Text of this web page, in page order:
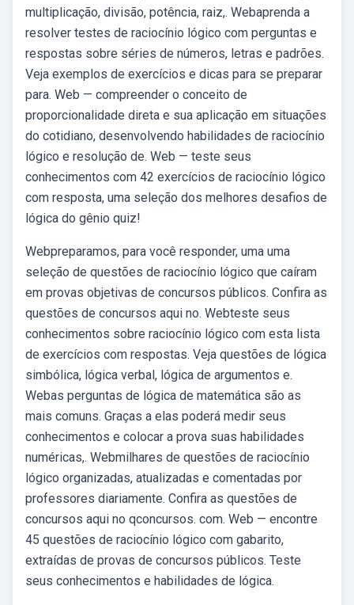
multiplicação, divisão, potência, raiz,. Webaprenda a
resolver testes de raciocínio lógico com perguntas e
respostas sobre séries de números, letras e padrões.
Veja exemplos de exercícios e dicas para se preparar
para. Web — compreender o conceito de
proporcionalidade direta e sua aplicação em situações
do cotidiano, desenvolvendo habilidades de raciocínio
lógico e resolução de. Web — teste seus
conhecimentos com 42 exercícios de raciocínio lógico
com resposta, uma seleção dos melhores desafios de
lógica do gênio quiz!
Webpreparamos, para você responder, uma uma
seleção de questões de raciocínio lógico que caíram
em provas objetivas de concursos públicos. Confira as
questões de concursos aqui no. Webteste seus
conhecimentos sobre raciocínio lógico com esta lista
de exercícios com respostas. Veja questões de lógica
simbólica, lógica verbal, lógica de argumentos e.
Webas perguntas de lógica de matemática são as
mais comuns. Graças a elas poderá medir seus
conhecimentos e colocar a prova suas habilidades
numéricas,. Webmilhares de questões de raciocínio
lógico organizadas, atualizadas e comentadas por
professores diariamente. Confira as questões de
concursos aqui no qconcursos. com. Web — encontre
45 questões de raciocínio lógico com gabarito,
extraídas de provas de concursos públicos. Teste
seus conhecimentos e habilidades de lógica.